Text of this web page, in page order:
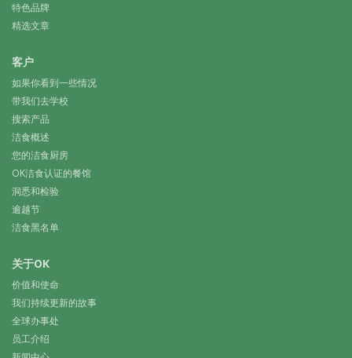
特色品牌
精选文章
客户
如果你看到一些情况
带我们去学校
搜索产品
洁食概述
您的洁食厨房
OK洁食认证的餐馆
洞悉和检验
逾越节
洁食黑名单
关于OK
价值和使命
我们持续更新的故事
全球办事处
员工介绍